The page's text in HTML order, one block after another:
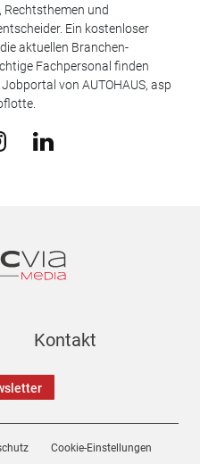
Rechtsthemen und
Ein kostenloser
aktuellen Branchen-
Fachpersonal finden
von AUTOHAUS, asp
Kontakt
Cookie-Einstellungen